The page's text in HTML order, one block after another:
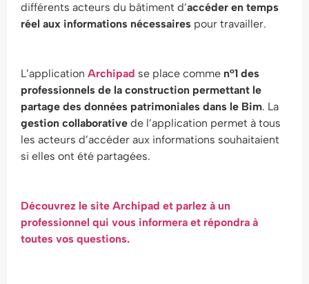
différents acteurs du bâtiment d’accéder en temps
réel aux informations nécessaires pour travailler.
L’application Archipad se place comme n°1 des
professionnels de la construction permettant le
partage des données patrimoniales dans le Bim. La
gestion collaborative de l’application permet à tous
les acteurs d’accéder aux informations souhaitaient
si elles ont été partagées.
Découvrez le site Archipad et parlez à un
professionnel qui vous informera et répondra à
toutes vos questions.